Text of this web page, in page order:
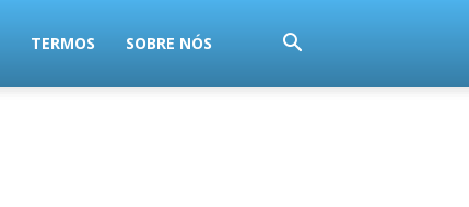
TERMOS SOBRE NÓS